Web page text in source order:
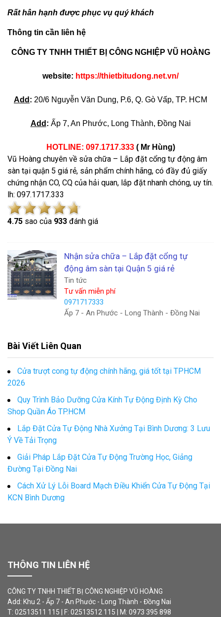
Rất hân hạnh được phục vụ quý khách
Thông tin cần liên hệ
CÔNG TY TNHH THIẾT BỊ CÔNG NGHIỆP VŨ HOÀNG
website: https://thietbitudong.net.vn/
Add : 20/6 Nguyễn Văn Dung, P.6, Q. Gò Vấp, TP. HCM
Add : Ấp 7, An Phước, Long Thành, Đồng Nai
HOTLINE: 097.1717.333( Mr Hùng)
Vũ Hoàng chuyên về sửa chữa – Lắp đặt cổng tự động âm
sàn tại quận 5 giá rẻ, sản phẩm chính hãng, có đầy đủ giấy
chứng nhận CO, CQ của hải quan, lắp đặt nhanh chóng, uy tín.
lh: 097.1717.333
4.75 sao của 933 đánh giá
Nhận sửa chữa – Lắp đặt cổng tự
động âm sàn tại Quận 5 giá rẻ
Tin tức
Tư vấn miễn phí
0971717333
Ấp 7 - An Phước - Long Thành - Đồng Nai
Bài Viết Liên Quan
Cửa trượt cong tự động chính hãng, giá tốt tại TPHCM
2026
Quy Trình Bảo Dưỡng Cửa Kính Tự Động Định Kỳ Cho
Shop Quần Áo TP.HCM
Lắp Đặt Cửa Tự Động Nhà Xưởng Tại Bình Dương: 3 Lưu
Ý Về Tải Trọng
Giải Pháp Lắp Đặt Cửa Tự Động Trường Học, Giảng
Đường Tại Đồng Nai
Cách Xử Lý Lỗi Board Mạch Điều Khiển Cửa Tự Động Tại
KCN Bình Dương
THÔNG TIN LIÊN HỆ
CÔNG TY TNHH THIẾT BỊ CÔNG NGHIỆP VŨ HOÀNG
Add: Khu 2 - Ấp 7 - An Phước - Long Thành - Đồng Nai
T: 02513511 115 | F: 02513512 115 | M: 0973 395 898